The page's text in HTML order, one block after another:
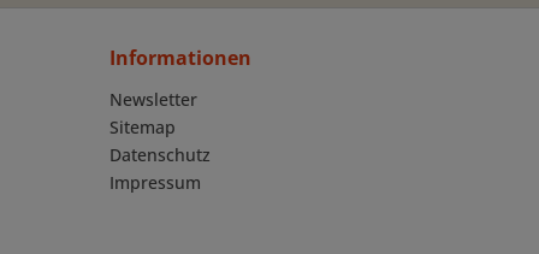
Informationen
Newsletter
Sitemap
Datenschutz
Impressum